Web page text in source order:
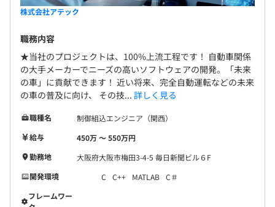
株式会社アテック
職務内容
★当社のプロジェクトは、100%上流工程です！ 自動車関係
の大手メーカーでニーズの高いソフトウェアの開発。「未来
の車」に貢献できます！ 近い将来、完全自動運転などの未来
の車の普及に向け、 その技... 詳しく見る
職種名
制御組込エンジニア（関西）
給与
450万 〜 550万円
勤務地
大阪府大阪市梅田3-4-5 毎日新聞ビル６F
開発環境
C C++ MATLAB C＃
フレームワー